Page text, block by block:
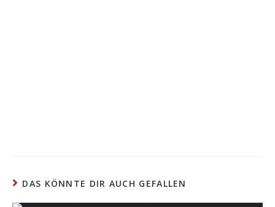
DAS KÖNNTE DIR AUCH GEFALLEN